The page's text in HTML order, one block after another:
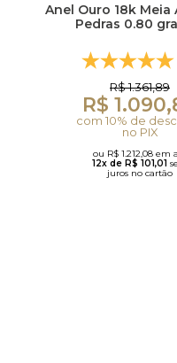
Anel Ouro 18k Meia
Pedras 0.80
R$ 1.361,89
R$
com 10% de
no PIX
ou R$ 1.212,08 em
12x de R$ 101,01
juros no cartão